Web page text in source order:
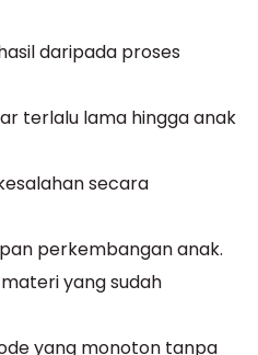
daripada proses
terlalu lama hingga anak
secara
perkembangan anak.
yang sudah
yang monoton tanpa